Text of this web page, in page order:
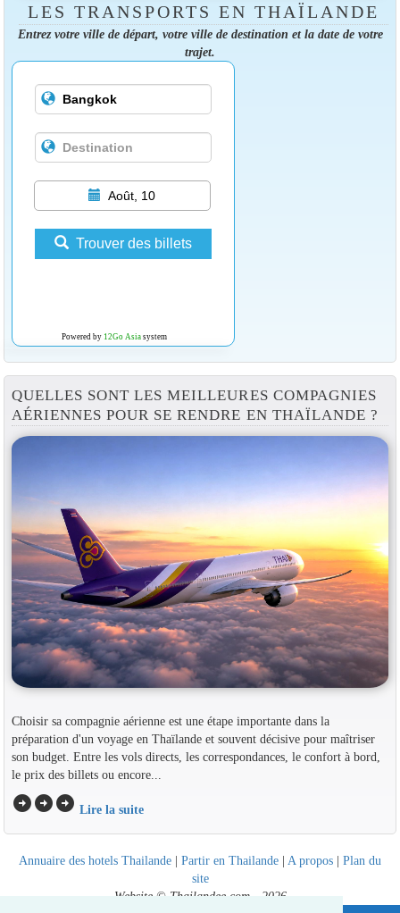
LES TRANSPORTS EN THAÏLANDE
Entrez votre ville de départ, votre ville de destination et la date de votre
trajet.
Août, 10
Trouver des billets
Powered by 12Go Asiasystem
QUELLES SONT LES MEILLEURES COMPAGNIES
AÉRIENNES POUR SE RENDRE EN THAÏLANDE ?
Choisir sa compagnie aérienne est une étape importante dans la
préparation d'un voyage en Thaïlande et souvent décisive pour maîtriser
son budget. Entre les vols directs, les correspondances, le confort à bord,
le prix des billets ou encore...
arrow_circle_rightarrow_circle_rightarrow_circle_right Lire la suite
Annuaire des hotels Thailande | Partir en Thailande | A propos | Plan du
site
Website © Thailandee.com - 2026